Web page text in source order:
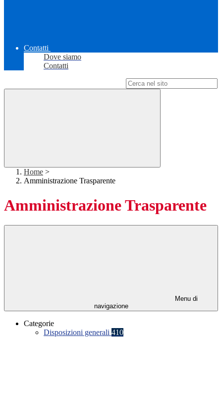
Contatti
Dove siamo
Contatti
Home >
Amministrazione Trasparente
Amministrazione Trasparente
Menu di
navigazione
Categorie
Disposizioni generali 410